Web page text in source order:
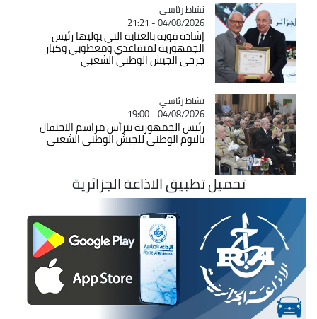
Catégorie
نشاط رئاسي
04/08/2026 - 21:21
إشادة قوية بالعناية التي يوليها رئيس
الجمهورية لمتقاعدي ومعطوبي وكبار
جرحى الجيش الوطني الشعبي
Catégorie
نشاط رئاسي
04/08/2026 - 19:00
رئيس الجمهورية يترأس مراسم الاحتفال
باليوم الوطني للجيش الوطني الشعبي
تحميل تطبيق الاذاعة الجزائرية